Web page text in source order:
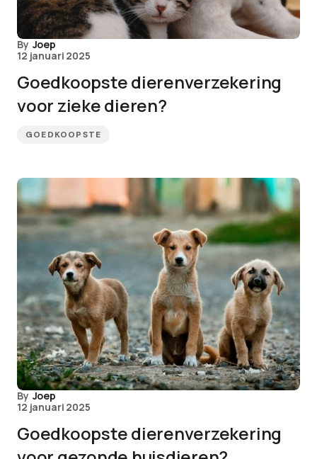
By Joep
12 januari 2025
Goedkoopste dierenverzekering
voor zieke dieren?
GOEDKOOPSTE
By Joep
12 januari 2025
Goedkoopste dierenverzekering